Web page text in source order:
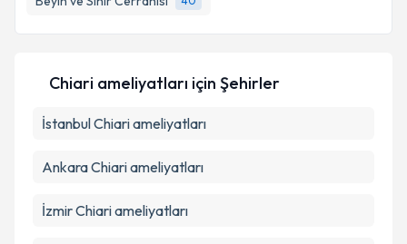
Metni 'ni okudum ve kişisel verilerimin belirtilen
kapsamda işlenmesini kabul ediyorum.
Chiari ameliyatları için Şehirler
İstanbulChiari ameliyatları
AnkaraChiari ameliyatları
İzmirChiari ameliyatları